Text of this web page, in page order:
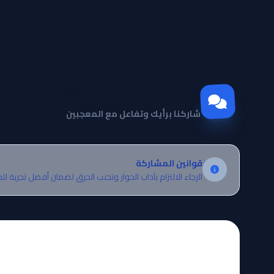
مجتمع Otanyuu
شاركنا برأيك وتفاعل مع المعجبين
قوانين المشاركة
الرجاء الالتزام بآداب الحوار وتجنب الحرق لضمان أفضل تجربة